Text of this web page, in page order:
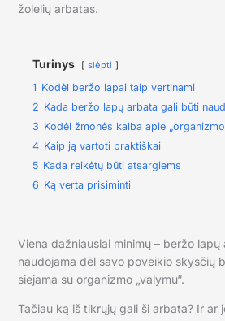
žolelių arbatas.
Turinys slėpti
1 Kodėl beržo lapai taip vertinami
2 Kada beržo lapų arbata gali būti
3 Kodėl žmonės kalba apie
4 Kaip ją vartoti praktiškai
5 Kada reikėtų būti atsargiems
6 Ką verta prisiminti
Viena dažniausiai minimų – beržo
naudojama dėl savo poveikio skysčių
siejama su organizmo „valymu“.
Tačiau ką iš tikrųjų gali ši arbata? Ir ar